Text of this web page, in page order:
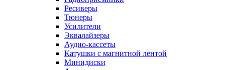
Ресиверы
Тюнеры
Усилители
Эквалайзеры
Аудио-кассеты
Катушки с магнитной лентой
Минидиски